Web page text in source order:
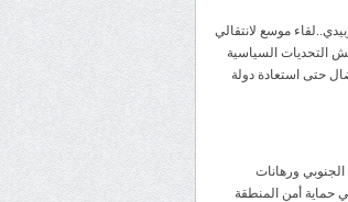
موسع لانتقالي
التحديات السياسية
حتى استعادة دولة
الجنوبي ورهانات
حماية أمن المنطقة